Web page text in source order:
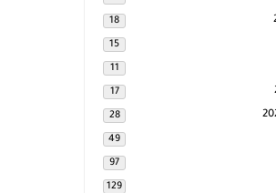
18
15
11
17
28
49
97
129